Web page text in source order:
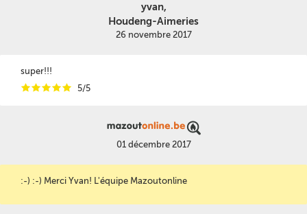
yvan,
Houdeng-Aimeries
26 novembre 2017
super!!!
iiiii 5/5
01 décembre 2017
:-) :-) Merci Yvan! L'équipe Mazoutonline